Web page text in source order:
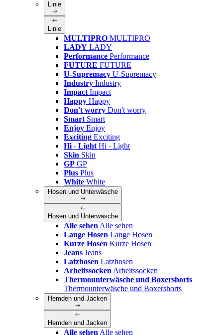
Linie
Linie
MULTIPRO MULTIPRO
LADY LADY
Performance Performance
FUTURE FUTURE
U-Supremacy U-Supremacy
Industry Industry
Impact Impact
Happy Happy
Don't worry Don't worry
Smart Smart
Enjoy Enjoy
Exciting Exciting
Hi - Light Hi - Light
Skin Skin
GP GP
Plus Plus
White White
Hosen und Unterwäsche
Hosen und Unterwäsche
Alle sehen Alle sehen
Lange Hosen Lange Hosen
Kurze Hosen Kurze Hosen
Jeans Jeans
Latzhosen Latzhosen
Arbeitssocken Arbeitssocken
Thermounterwäsche und Boxershorts
Thermounterwäsche und Boxershorts
Hemden und Jacken
Hemden und Jacken
Alle sehen Alle sehen